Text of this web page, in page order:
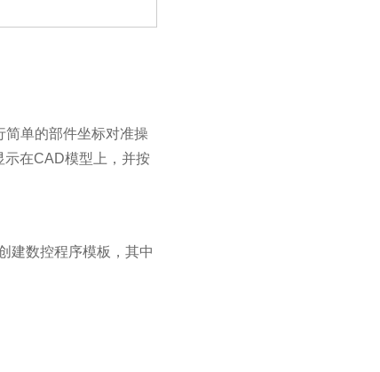
简单的部件坐标对准操
示在CAD模型上，并按
建数控程序模板，其中